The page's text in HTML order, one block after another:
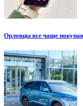
Орловцы все чаще